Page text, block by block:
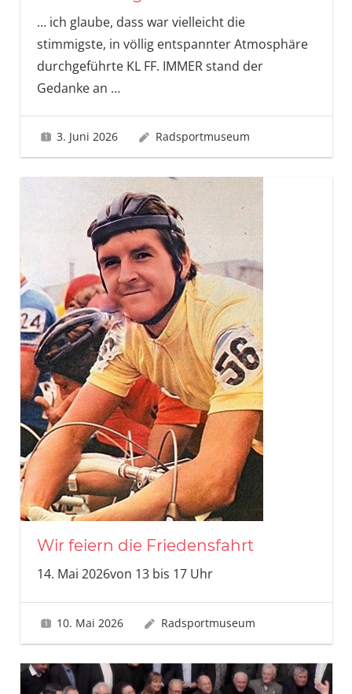
… ich glaube, dass war vielleicht die
stimmigste, in völlig entspannter Atmosphäre
durchgeführte KL FF. IMMER stand der
Gedanke an …
3. Juni 2026 Radsportmuseum
Wir feiern die Friedensfahrt
14. Mai 2026von 13 bis 17 Uhr
10. Mai 2026 Radsportmuseum